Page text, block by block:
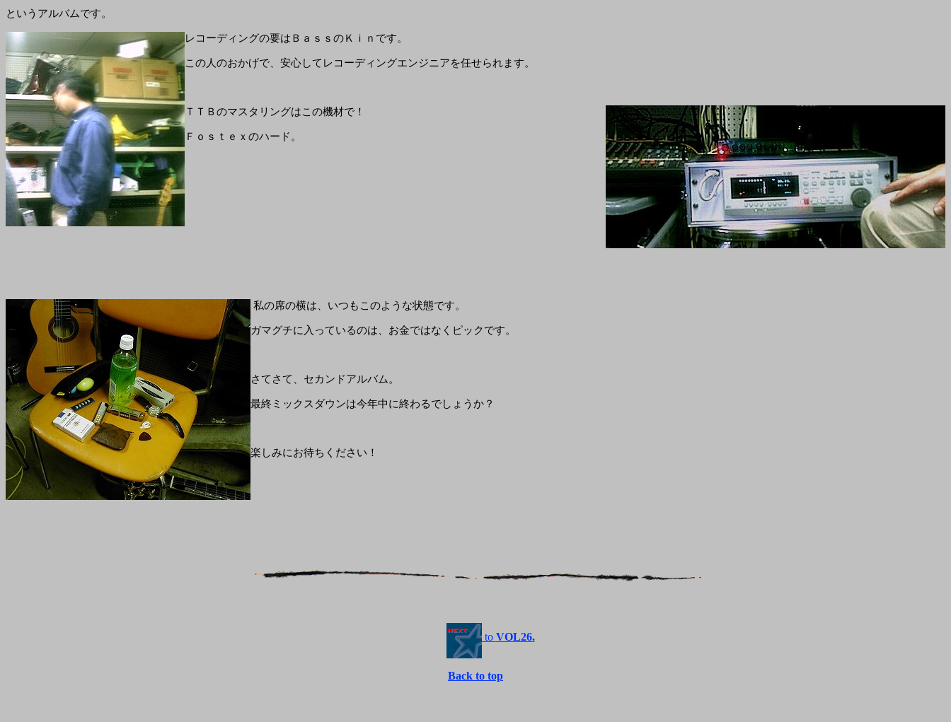
というアルバムです。
レコーディングの要はＢａｓｓのＫｉｎです。
この人のおかげで、安心してレコーディングエンジニアを任せられます。
ＴＴＢのマスタリングはこの機材で！
Ｆｏｓｔｅｘのハード。
私の席の横は、いつもこのような状態です。
ガマグチに入っているのは、お金ではなくピックです。
さてさて、セカンドアルバム。
最終ミックスダウンは今年中に終わるでしょうか？
楽しみにお待ちください！
to VOL26.
Back to top